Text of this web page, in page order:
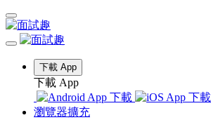
下載 App
下載 App
瀏覽器擴充